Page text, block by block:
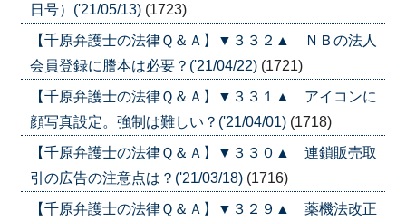
日号）('21/05/13) (1723)
【千原弁護士の法律Ｑ＆Ａ】▼３３２▲ ＮＢの法人
会員登録に謄本は必要？('21/04/22) (1721)
【千原弁護士の法律Ｑ＆Ａ】▼３３１▲ アイコンに
顔写真設定。強制は難しい？('21/04/01) (1718)
【千原弁護士の法律Ｑ＆Ａ】▼３３０▲ 連鎖販売取
引の広告の注意点は？('21/03/18) (1716)
【千原弁護士の法律Ｑ＆Ａ】▼３２９▲ 薬機法改正